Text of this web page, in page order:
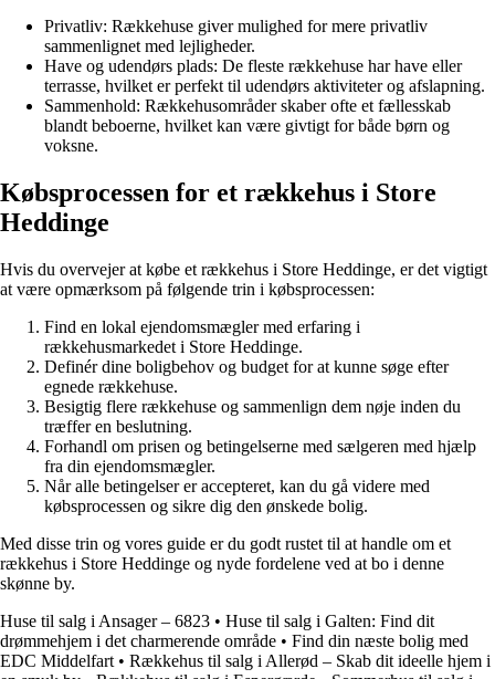
Privatliv: Rækkehuse giver mulighed for mere privatliv
sammenlignet med lejligheder.
Have og udendørs plads: De fleste rækkehuse har have eller
terrasse, hvilket er perfekt til udendørs aktiviteter og afslapning.
Sammenhold: Rækkehusområder skaber ofte et fællesskab
blandt beboerne, hvilket kan være givtigt for både børn og
voksne.
Købsprocessen for et rækkehus i Store
Heddinge
Hvis du overvejer at købe et rækkehus i Store Heddinge, er det vigtigt
at være opmærksom på følgende trin i købsprocessen:
Find en lokal ejendomsmægler med erfaring i
rækkehusmarkedet i Store Heddinge.
Definér dine boligbehov og budget for at kunne søge efter
egnede rækkehuse.
Besigtig flere rækkehuse og sammenlign dem nøje inden du
træffer en beslutning.
Forhandl om prisen og betingelserne med sælgeren med hjælp
fra din ejendomsmægler.
Når alle betingelser er accepteret, kan du gå videre med
købsprocessen og sikre dig den ønskede bolig.
Med disse trin og vores guide er du godt rustet til at handle om et
rækkehus i Store Heddinge og nyde fordelene ved at bo i denne
skønne by.
Huse til salg i Ansager – 6823 • Huse til salg i Galten: Find dit
drømmehjem i det charmerende område • Find din næste bolig med
EDC Middelfart • Rækkehus til salg i Allerød – Skab dit ideelle hjem i